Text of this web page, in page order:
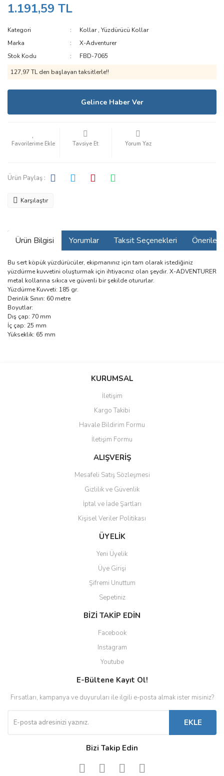
1.191,59 TL
Kategori Kollar,Yüzdürücü Kollar
Marka
X-Adventurer
Stok Kodu
FBD-7065
127,97 TL den başlayan taksitlerle!!
Gelince Haber Ver
Tavsiye Et Yorum Yaz
Ürün Paylaş :
Karşılaştır
Ürün Bilgisi Yorumlar Taksit Seçenekleri
Bu sert köpük yüzdürücüler, ekipmanınız için tam olarak istediğiniz
yüzdürme kuvvetini oluşturmak için ihtiyacınız olan şeydir. X-ADVENTURER
metal kollarına sıkıca ve güvenli bir şekilde otururlar.
Yüzdürme Kuvveti: 185 gr.
Derinlik Sınırı: 60 metre
Boyutlar:
Dış çap: 70 mm
İç çap: 25 mm
Yükseklik: 65 mm
Bu ürüne ilk yorumu siz yapın!
Ürün resmi kalitesiz, bozuk veya görüntülenemiyor.
Ürün açıklamasında eksik bilgiler bulunuyor.
Ürün bilgilerinde hatalar bulunuyor.
Ürün fiyatı diğer sitelerden daha pahalı.
Gönder
KURUMSAL
İletişim
Kargo Takibi
Havale Bildirim Formu
İletişim Formu
ALIŞVERİŞ
Mesafeli Satış Sözleşmesi
Gizlilik ve Güvenlik
İptal ve İade Şartları
Kişisel Veriler Politikası
ÜYELİK
Yeni Üyelik
Üye Girişi
Şifremi Unuttum
Sepetiniz
BİZİ TAKİP EDİN
Facebook
Instagram
Youtube
E-Bültene Kayıt Ol!
Fırsatları, kampanya ve duyuruları ile ilgili e-posta almak ister misiniz?
EKLE
Bizi Takip Edin